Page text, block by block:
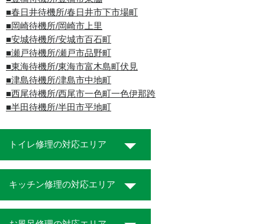
■春日井待機所/春日井市下市場町
■岡崎待機所/岡崎市上里
■安城待機所/安城市百石町
■瀬戸待機所/瀬戸市品野町
■東海待機所/東海市富木島町伏見
■津島待機所/津島市中地町
■西尾待機所/西尾市一色町一色伊那跨
■半田待機所/半田市平地町
トイレ修理の対応エリア
キッチン修理の対応エリア